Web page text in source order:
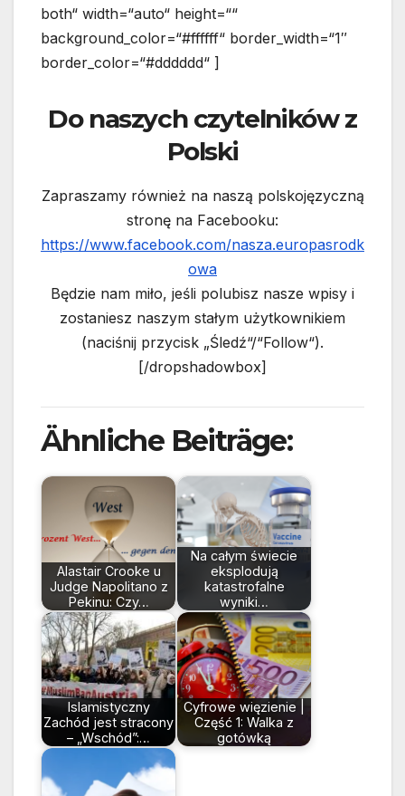
both“ width=“auto“ height=““
background_color=“#ffffff“ border_width=“1″
border_color=“#dddddd“ ]
Do naszych czytelników z
Polski
Zapraszamy również na naszą polskojęzyczną
stronę na Facebooku:
https://www.facebook.com/nasza.europasrodk
owa
Będzie nam miło, jeśli polubisz nasze wpisy i
zostaniesz naszym stałym użytkownikiem
(naciśnij przycisk „Śledź“/“Follow“).
[/dropshadowbox]
Ähnliche Beiträge:
Alastair Crooke u
Judge Napolitano z
Pekinu: Czy…
Na całym świecie
eksplodują
katastrofalne
wyniki…
Islamistyczny
Zachód jest stracony
– „Wschód”:…
Cyfrowe więzienie |
Część 1: Walka z
gotówką